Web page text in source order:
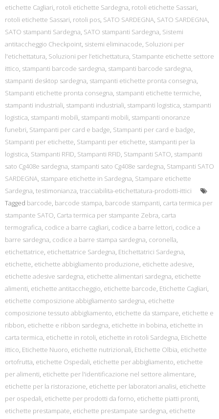
etichette Cagliari, rotoli etichette Sardegna, rotoli etichette Sassari,
rotoli etichette Sassari, rotoli pos, SATO SARDEGNA, SATO SARDEGNA,
SATO stampanti Sardegna, SATO stampanti Sardegna, Sistemi
antitaccheggio Checkpoint, sistemi eliminacode, Soluzioni per
l'etichettatura, Soluzioni per l’etichettatura, Stampante etichette settore
ittico, stampanti barcode sardegna, stampanti barcode sardegna,
stampanti desktop sardegna, stampanti etichette pronta consegna,
Stampanti etichette pronta consegna, stampanti etichette termiche,
stampanti industriali, stampanti industriali, stampanti logistica, stampanti
logistica, stampanti mobili, stampanti mobili, stampanti onoranze
funebri, Stampanti per card e badge, Stampanti per card e badge,
Stampanti per etichette, Stampanti per etichette, stampanti per la
logistica, Stampanti RFID, Stampanti RFID, Stampanti SATO, stampanti
sato Cg408e sardegna, stampanti sato Cg408e sardegna, Stampanti SATO
SARDEGNA, stampare etichette in Sardegna, Stampare etichette
Sardegna, testimonianza, tracciabilita-etichettatura-prodotti-ittici
Tagged barcode, barcode stampa, barcode stampanti, carta termica per
stampante SATO, Carta termica per stampante Zebra, carta
termografica, codice a barre cagliari, codice a barre lettori, codice a
barre sardegna, codice a barre stampa sardegna, coronella,
etichettatrice, etichettatrice Sardegna, Etichettatrici Sardegna,
etichette, etichette abbigliamento produzione, etichette adesive,
etichette adesive sardegna, etichette alimentari sardegna, etichette
alimenti, etichette antitaccheggio, etichette barcode, Etichette Cagliari,
etichette composizione abbigliamento sardegna, etichette
composizione tessuto abbigliamento, etichette da stampare, etichette e
ribbon, etichette e ribbon sardegna, etichette in bobina, etichette in
carta termica, etichette in rotoli, etichette in rotoli Sardegna, Etichette
ittico, Etichette Nuoro, etichette nutrizionali, Etichette Olbia, etichette
ortofrutta, etichette Ospedali, etichette per abbigliamento, etichette
per alimenti, etichette per l'identificazione nel settore alimentare,
etichette per la ristorazione, etichette per laboratori analisi, etichette
per ospedali, etichette per prodotti da forno, etichette piatti pronti,
etichette prestampate, etichette prestampate sardegna, etichette